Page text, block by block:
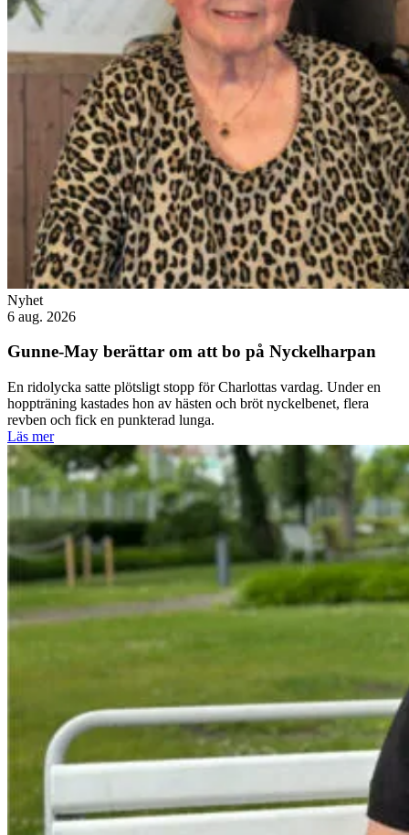
Nyhet
6 aug. 2026
Gunne-May berättar om att bo på Nyckelharpan
En ridolycka satte plötsligt stopp för Charlottas vardag. Under en
hoppträning kastades hon av hästen och bröt nyckelbenet, flera
revben och fick en punkterad lunga.
Läs mer